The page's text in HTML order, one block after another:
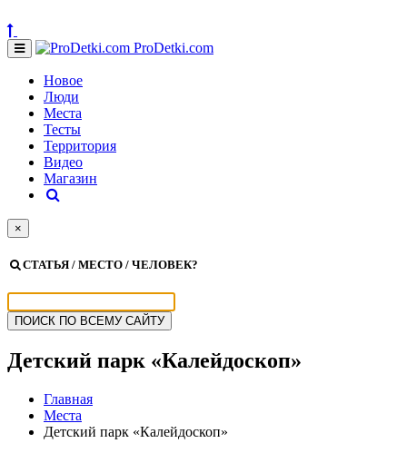
ProDetki.com
Новое
Люди
Места
Тесты
Территория
Видео
Магазин
×
СТАТЬЯ / МЕСТО / ЧЕЛОВЕК?
Детский парк «Калейдоскоп»
Главная
Места
Детский парк «Калейдоскоп»